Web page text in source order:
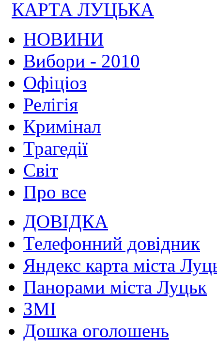
КАРТА ЛУЦЬКА
НОВИНИ
Вибори - 2010
Офіціоз
Релігія
Кримінал
Трагедії
Світ
Про все
ДОВІДКА
Телефонний довідник
Яндекс карта міста
Панорами міста Луцьк
ЗМІ
Дошка оголошень